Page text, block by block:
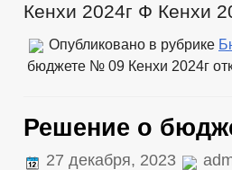
Кенхи 2024г Ф Кенхи
Опубликовано в рубрике
бюджете № 09 Кенхи 2024г
Решение о
27 декабря, 2023